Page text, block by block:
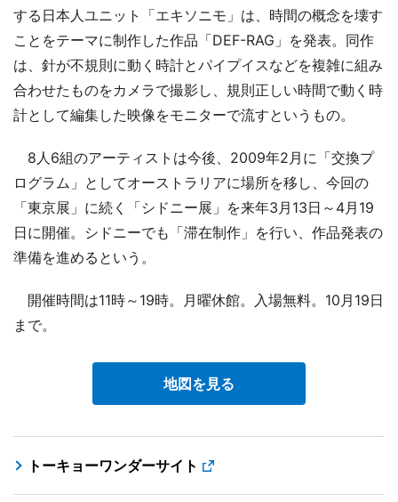
する日本人ユニット「エキソニモ」は、時間の概念を壊す
ことをテーマに制作した作品「DEF-RAG」を発表。同作
は、針が不規則に動く時計とパイプイスなどを複雑に組み
合わせたものをカメラで撮影し、規則正しい時間で動く時
計として編集した映像をモニターで流すというもの。
8人6組のアーティストは今後、2009年2月に「交換プ
ログラム」としてオーストラリアに場所を移し、今回の
「東京展」に続く「シドニー展」を来年3月13日～4月19
日に開催。シドニーでも「滞在制作」を行い、作品発表の
準備を進めるという。
開催時間は11時～19時。月曜休館。入場無料。10月19日
まで。
地図を見る
トーキョーワンダーサイト